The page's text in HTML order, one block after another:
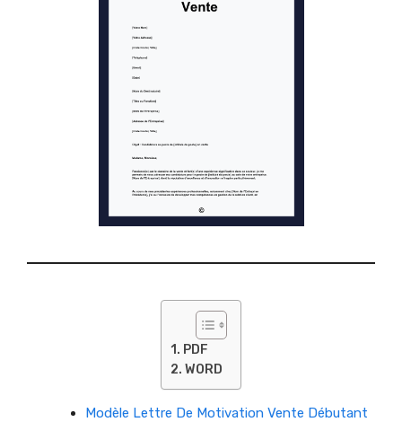
PDF
WORD
Modèle Lettre De Motivation Vente Débutant